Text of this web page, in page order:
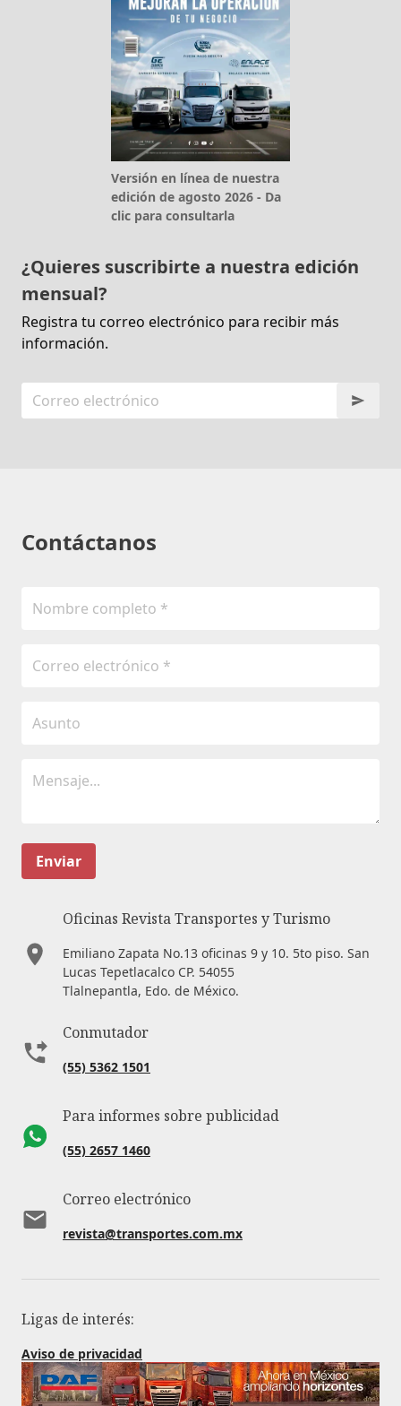
Versión en línea de nuestra
edición de agosto 2026 - Da
clic para consultarla
¿Quieres suscribirte a nuestra edición
mensual?
Registra tu correo electrónico para recibir más
información.
Contáctanos
Enviar
Oficinas Revista Transportes y Turismo
Emiliano Zapata No.13 oficinas 9 y 10. 5to piso. San
Lucas Tepetlacalco CP. 54055
Tlalnepantla, Edo. de México.
Conmutador
(55) 5362 1501
Para informes sobre publicidad
(55) 2657 1460
Correo electrónico
revista@transportes.com.mx
Ligas de interés:
Aviso de privacidad
Política de cookies